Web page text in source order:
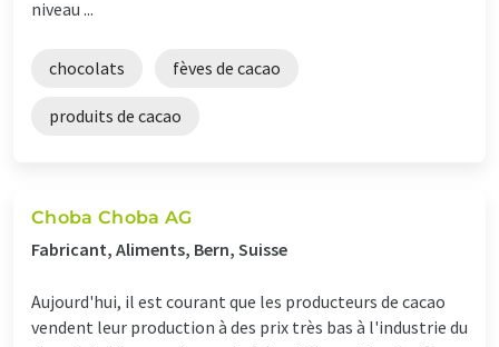
niveau ...
chocolats fèves de cacao
produits de cacao
Choba Choba AG
Fabricant, Aliments, Bern, Suisse
Aujourd'hui, il est courant que les producteurs de cacao
vendent leur production à des prix très bas à l'industrie du